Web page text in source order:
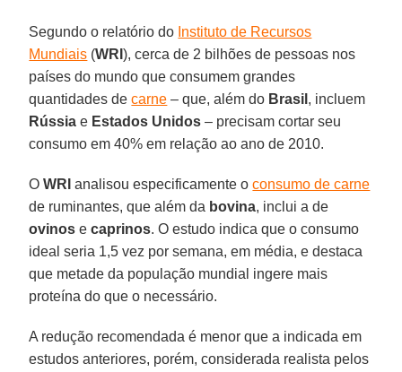
Segundo o relatório do Instituto de Recursos
Mundiais (WRI), cerca de 2 bilhões de pessoas nos
países do mundo que consumem grandes
quantidades decarne – que, além do Brasil , incluem
Rússia e Estados Unidos – precisam cortar seu
consumo em 40% em relação ao ano de 2010.
OWRI analisou especificamente oconsumo de carne
de ruminantes, que além da bovina, inclui a de
ovinos ecaprinos. O estudo indica que o consumo
ideal seria 1,5 vez por semana, em média, e destaca
que metade da população mundial ingere mais
proteína do que o necessário.
A redução recomendada é menor que a indicada em
estudos anteriores, porém, considerada realista pelos